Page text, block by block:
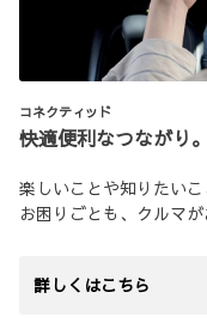
コネクティッド
快適便利なつながり。
楽しいことや知りたい
お困りごとも、クルマ
詳しくはこちら